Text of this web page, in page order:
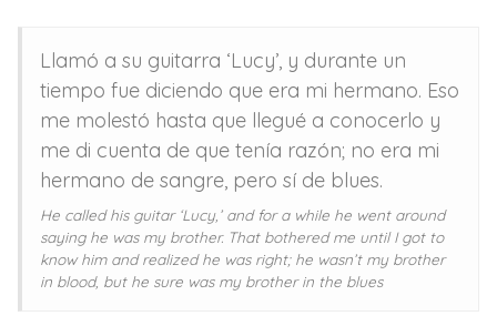
Llamó a su guitarra ‘Lucy’, y durante un
tiempo fue diciendo que era mi hermano. Eso
me molestó hasta que llegué a conocerlo y
me di cuenta de que tenía razón; no era mi
hermano de sangre, pero sí de blues.
He called his guitar ‘Lucy,’ and for a while he went around
saying he was my brother. That bothered me until I got to
know him and realized he was right; he wasn’t my brother
in blood, but he sure was my brother in the blues